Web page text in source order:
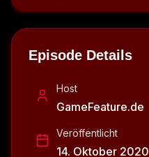
Episode Details
Host
GameFeature.de
Veröffentlicht
14. Oktober 2020